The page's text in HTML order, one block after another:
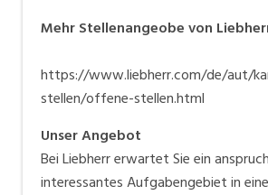
Mehr Stellenangeobe von
https://www.liebherr.com/de/aut/
stellen/offene-stellen.html
Unser Angebot
Bei Liebherr erwartet Sie ein
interessantes Aufgabengebiet in